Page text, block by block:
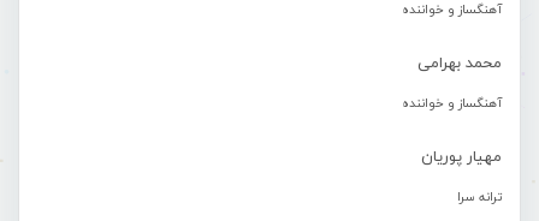
آهنگساز و خواننده
محمد بهرامی
آهنگساز و خواننده
مهیار پوریان
ترانه سرا